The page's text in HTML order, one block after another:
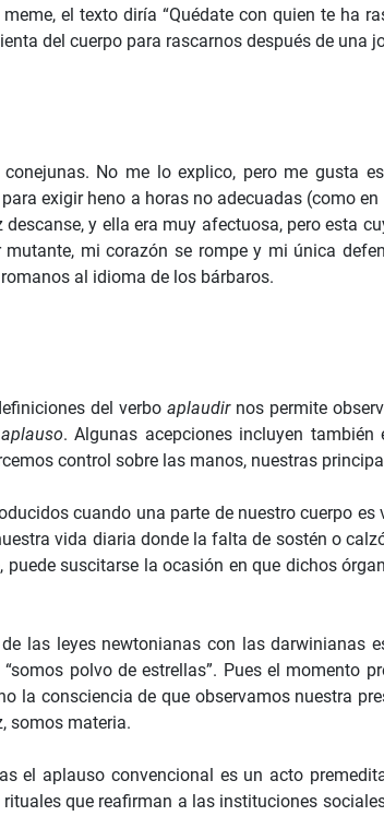
el texto diría “Quédate con quien te ha
del cuerpo para rascarnos después de
No me lo explico, pero me gusta
exigir heno a horas no adecuadas (como
y ella era muy afectuosa, pero esta
mi corazón se rompe y mi única
al idioma de los bárbaros.
del verbo aplaudir nos permite
aplauso. Algunas acepciones incluyen
control sobre las manos, nuestras
cuando una parte de nuestro cuerpo
vida diaria donde la falta de sostén o
suscitarse la ocasión en que dichos
las leyes newtonianas con las
polvo de estrellas”. Pues el
la consciencia de que observamos nuestra
somos materia.
el aplauso convencional es un acto
que reafirman a las instituciones